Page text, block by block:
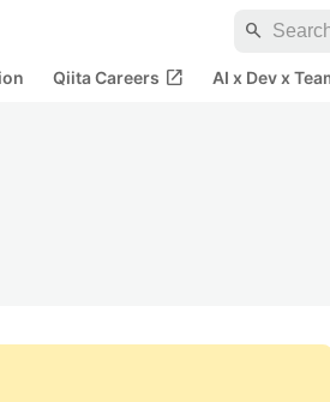
search
Qiita Careers open_in_new AI x Dev x